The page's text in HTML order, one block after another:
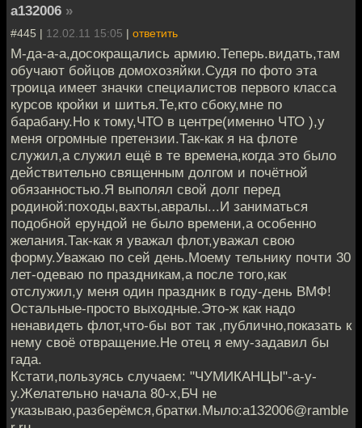
a132006 »
#445 | 12.02.11 15:05 | ответить
М-да-а-а,досокращались армию.Теперь.видать,там
обучают бойцов домохозяйки.Судя по фото эта
троица имеет значки специалистов первого класса
курсов кройки и шитья.Те,кто сбоку,мне по
барабану.Но к тому,ЧТО в центре(именно ЧТО ),у
меня огромные претензии.Так-как я на флоте
служил,а служил ещё в те времена,когда это было
действительно священным долгом и почётной
обязанностью.Я выполял свой долг перед
родиной:походы,вахты,авралы...И заниматься
подобной ерундой не было времени,а особенно
желания.Так-как я уважал флот,уважал свою
форму.Уважаю по сей день.Моему тельнику почти 30
лет-одеваю по праздникам,а после того,как
отслужил,у меня один праздник в году-день ВМФ!
Остальные-просто выходные.Это-ж как надо
ненавидеть флот,что-бы вот так ,публично,показать к
нему своё отвращение.Не отец я ему-задавил бы
гада.
Кстати,пользуясь случаем: "ЧУМИКАНЦЫ"-а-у-
у.Желательно начала 80-х,БЧ не
указываю,разберёмся,братки.Мыло:а132006@ramble